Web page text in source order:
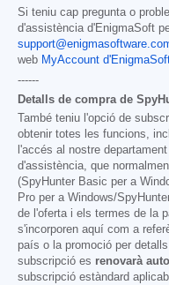
Si teniu cap pregunta o
d'assistència d'EnigmaSoft
web MyAccount
------
Detalls de compra de
També teniu l'opció de
obtenir totes les funcions,
l'accés al nostre
d'assistència, que
(SpyHunter Basic per a
Pro per a Windows/
de l'oferta i els termes de la
s'incorporen aquí com a
país o la promoció per
subscripció es renovarà
subscripció estàndard